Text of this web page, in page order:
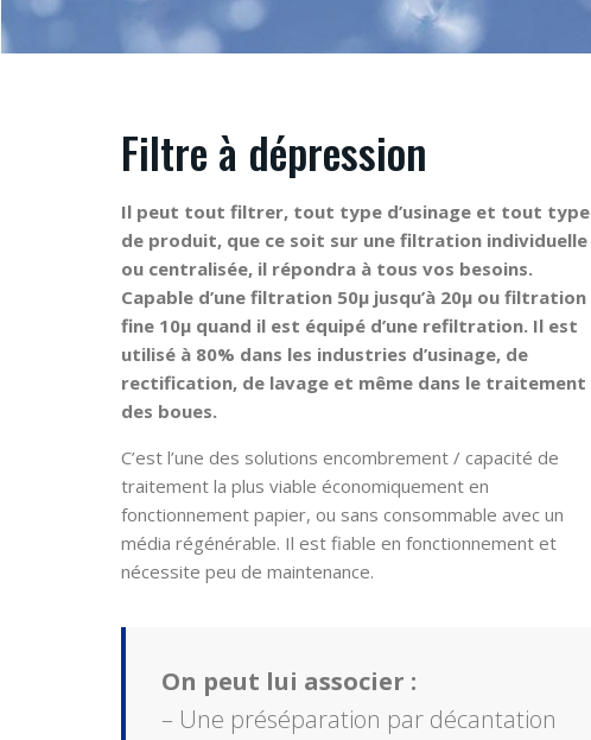
Filtre à dépression
Il peut tout filtrer, tout type d’usinage et tout type
de produit, que ce soit sur une filtration individuelle
ou centralisée, il répondra à tous vos besoins.
Capable d’une filtration 50µ jusqu’à 20µ ou filtration
fine 10µ quand il est équipé d’une refiltration. Il est
utilisé à 80% dans les industries d’usinage, de
rectification, de lavage et même dans le traitement
des boues.
C’est l’une des solutions encombrement / capacité de
traitement la plus viable économiquement en
fonctionnement papier, ou sans consommable avec un
média régénérable. Il est fiable en fonctionnement et
nécessite peu de maintenance.
On peut lui associer :
– Une préséparation par décantation